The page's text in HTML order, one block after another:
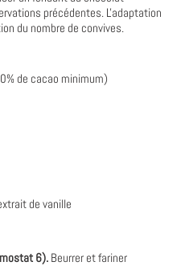
précédentes. L'adaptation
du nombre de convives.
de cacao minimum)
de vanille
6). Beurrer et fariner